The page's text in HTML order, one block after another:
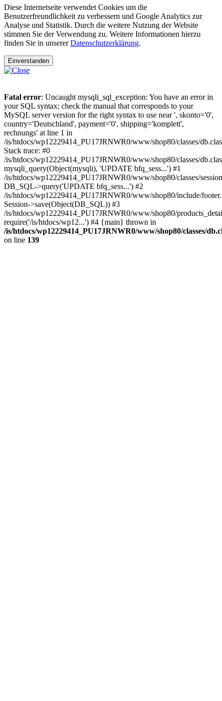
Diese Internetseite verwendet Cookies um die
Benutzerfreundlichkeit zu verbessern und Google Analytics zur
Analyse und Statistik. Durch die weitere Nutzung der Website
stimmen Sie der Verwendung zu. Weitere Informationen hierzu
finden Sie in unsererDatenschutzerklärung.
Einverstanden
Fatal error: Uncaught mysqli_sql_exception: You have an error in
your SQL syntax; check the manual that corresponds to your
MySQL server version for the right syntax to use near ', skonto='0',
country='Deutschland', payment='0', shipping='komplett',
rechnungs' at line 1 in
/is/htdocs/wp12229414_PU17JRNWR0/www/shop80/classes/
Stack trace: #0
/is/htdocs/wp12229414_PU17JRNWR0/www/shop80/classes/
mysqli_query(Object(mysqli), 'UPDATE bfq_sess...') #1
/is/htdocs/wp12229414_PU17JRNWR0/www/shop80/classes/
DB_SQL->query('UPDATE bfq_sess...') #2
/is/htdocs/wp12229414_PU17JRNWR0/www/shop80/include/
Session->save(Object(DB_SQL)) #3
/is/htdocs/wp12229414_PU17JRNWR0/www/shop80/
require('/is/htdocs/wp12...') #4 {main} thrown in
/is/htdocs/wp12229414_PU17JRNWR0/www/shop80/classes/
on line 139